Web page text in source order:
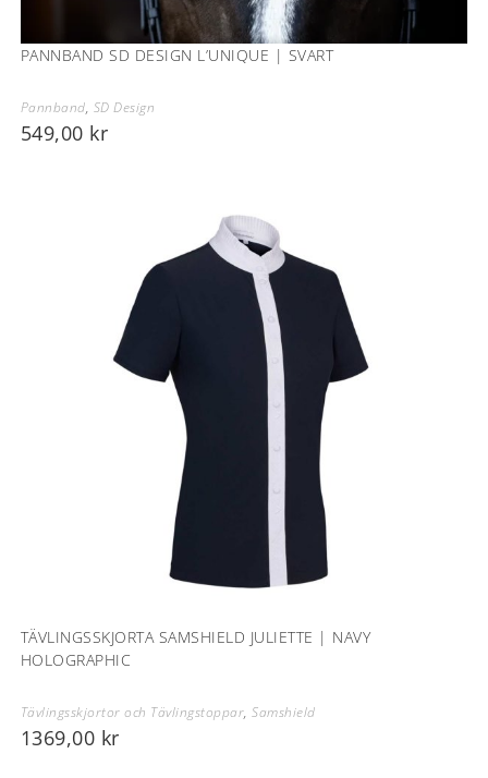
PANNBAND SD DESIGN L’UNIQUE | SVART
Pannband, SD Design
549,00 kr
TÄVLINGSSKJORTA SAMSHIELD JULIETTE | NAVY
HOLOGRAPHIC
Tävlingsskjortor och Tävlingstoppar,Samshield
1369,00 kr